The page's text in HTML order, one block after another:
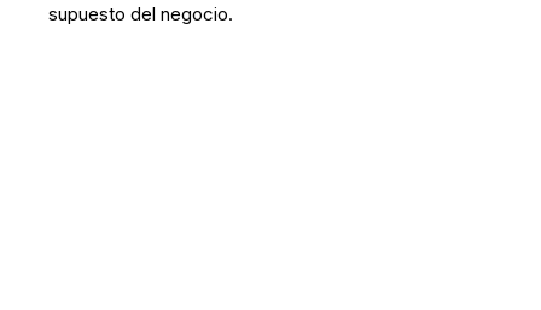
supuesto del negocio.